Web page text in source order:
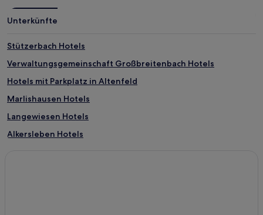
Unterkünfte
Stützerbach Hotels
Verwaltungsgemeinschaft Großbreitenbach Hotels
Hotels mit Parkplatz in Altenfeld
Marlishausen Hotels
Langewiesen Hotels
Alkersleben Hotels